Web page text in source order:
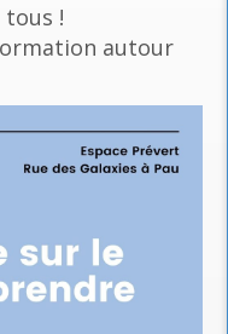
!
autour